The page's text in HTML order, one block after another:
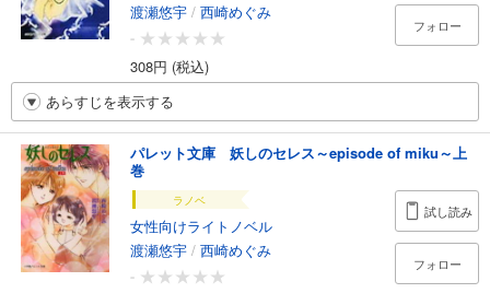
渡瀬悠宇 / 西崎めぐみ
-
308円 (税込)
フォロー
あらすじを表示する
パレット文庫 妖しのセレス～episode of miku～上
巻
ラノベ
女性向けライトノベル
渡瀬悠宇 / 西崎めぐみ
-
試し読み
フォロー